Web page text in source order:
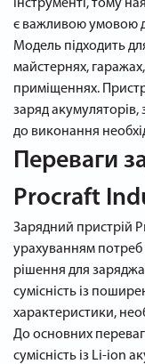
інструменті, тому
є важливою умовою
Модель підходить
майстернях, гаражах,
приміщеннях.
заряд акумуляторів,
до виконання
Переваги
Procraft
Зарядний пристрій
урахуванням потреб
рішення для
сумісність із
характеристики,
До основних
сумісність із Li-ion